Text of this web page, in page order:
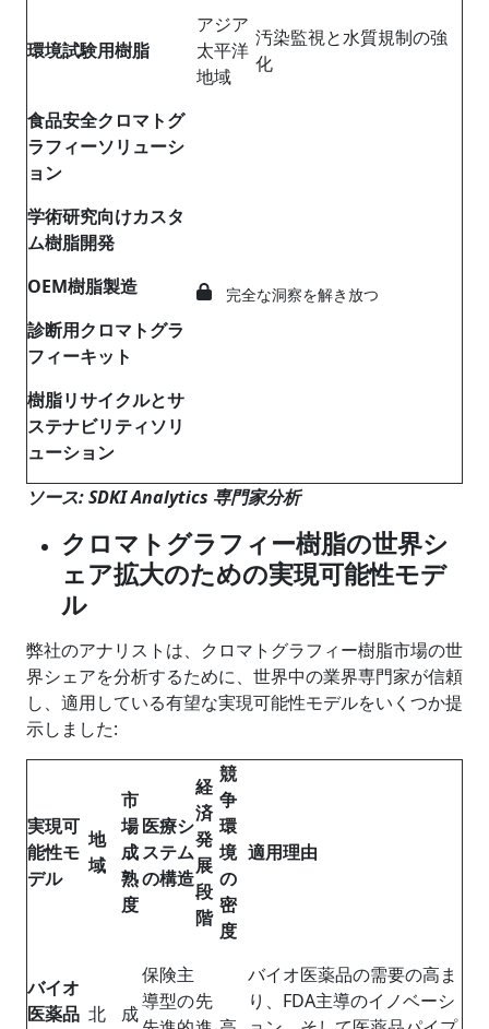
環境試験用樹脂
アジア
太平洋
地域
汚染監視と水質規制の強
化
食品安全クロマトグ
ラフィーソリューシ
ョン
完全な洞察を解き放つ
学術研究向けカスタ
ム樹脂開発
OEM樹脂製造
診断用クロマトグラ
フィーキット
樹脂リサイクルとサ
ステナビリティソリ
ューション
ソース: SDKI Analytics 専門家分析
クロマトグラフィー樹脂の世界シ
ェア拡大のための実現可能性モデ
ル
弊社のアナリストは、クロマトグラフィー樹脂市場の世
界シェアを分析するために、世界中の業界専門家が信頼
し、適用している有望な実現可能性モデルをいくつか提
示しました:
実現可
能性モ
デル
地
域
市
場
成
熟
度
医療シ
ステム
の構造
経
済
発
展
段
階
競
争
環
境
の
密
度
適用理由
バイオ
医薬品 北
成
保険主
導型の先
バイオ医薬品の需要の高ま
り、FDA主導のイノベーシ